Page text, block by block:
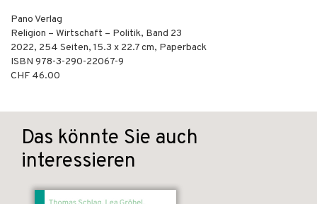
Pano Verlag
Religion – Wirtschaft – Politik, Band 23
2022, 254 Seiten, 15.3 x 22.7 cm, Paperback
ISBN 978-3-290-22067-9
CHF 46.00
Das könnte Sie auch
interessieren